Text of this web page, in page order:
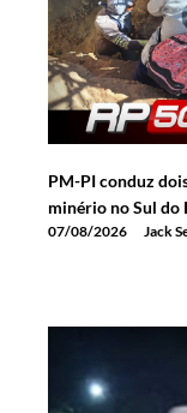
PM-PI conduz
minério no Sul do
07/08/2026 Jack